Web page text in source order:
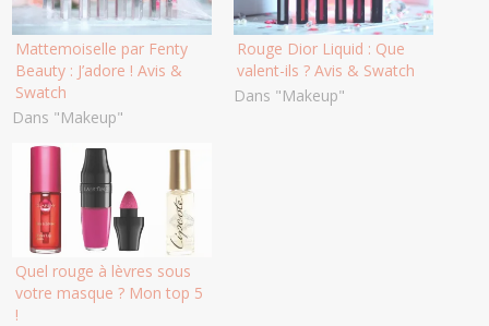
Mattemoiselle par Fenty
Beauty : J’adore ! Avis &
Swatch
Dans "Makeup"
Rouge Dior Liquid : Que
valent-ils ? Avis & Swatch
Dans "Makeup"
Quel rouge à lèvres sous
votre masque ? Mon top 5
!